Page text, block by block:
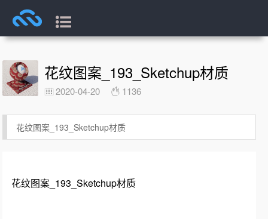
花纹图案_193_Sketchup材质
2020-04-20 1136
花纹图案_193_Sketchup材质
花纹图案_193_Sketchup材质